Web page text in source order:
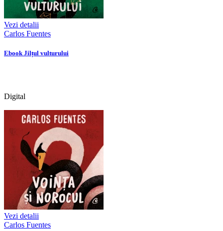
Vezi detalii
Carlos Fuentes
Ebook Jilțul vulturului
Digital
Vezi detalii
Carlos Fuentes